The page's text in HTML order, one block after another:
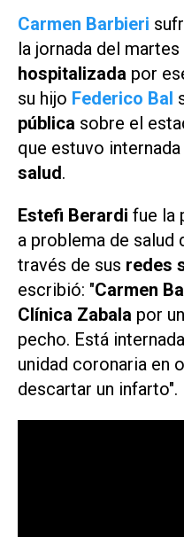
Carmen Barbieri
la jornada del
hospitalizada por
su hijo Federico Bal
pública sobre el
que estuvo
salud.
Estefi Berardi fue la
a problema de salud
través de sus redes
escribió: "Carmen
Clínica Zabala por
pecho. Está
unidad coronaria en
descartar un infarto".